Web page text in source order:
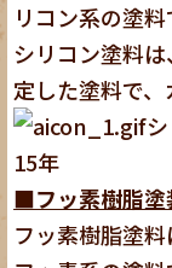
リコン系の塗料
シリコン塗料
定した塗料で、
15年
■フッ素樹脂塗
フッ素樹脂塗